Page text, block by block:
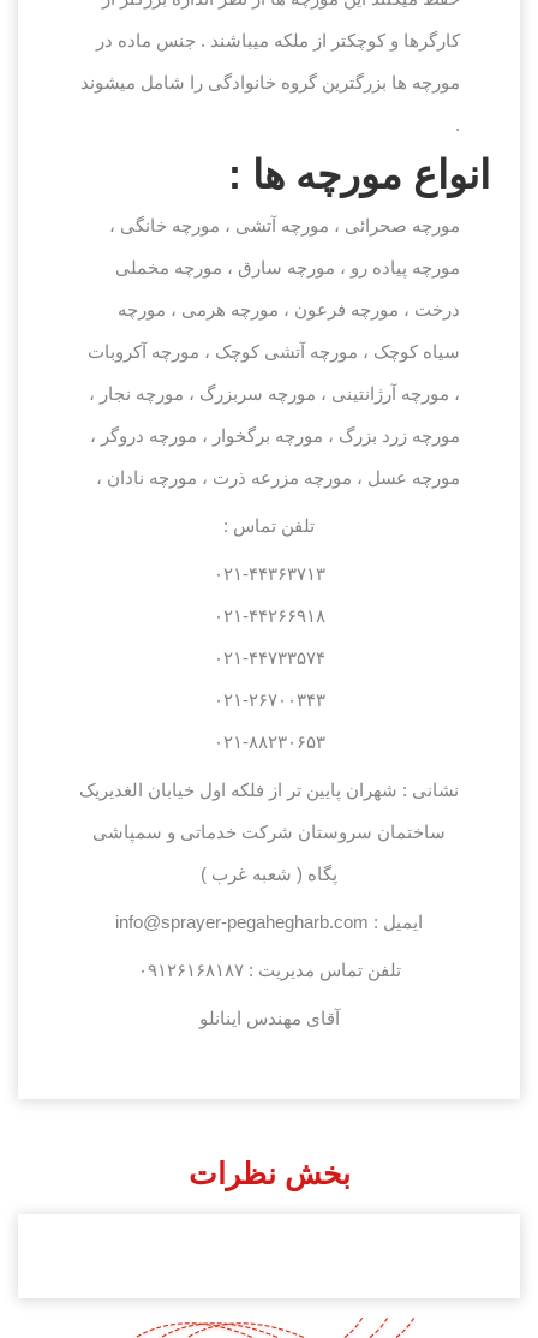
کارگرها و کوچکتر از ملکه میباشند . جنس ماده در
مورچه ها بزرگترین گروه خانوادگی را شامل میشوند
.
انواع مورچه ها :
مورچه صحرائی ، مورچه آتشی ، مورچه خانگی ،
مورچه پیاده رو ، مورچه سارق ، مورچه مخملی
درخت ، مورچه فرعون ، مورچه هرمی ، مورچه
سیاه کوچک ، مورچه آتشی کوچک ، مورچه آکروبات
، مورچه آرژانتینی ، مورچه سربزرگ ، مورچه نجار ،
مورچه زرد بزرگ ، مورچه برگخوار ، مورچه دروگر ،
مورچه عسل ، مورچه مزرعه ذرت ، مورچه نادان ،
تلفن تماس :
۰۲۱-۴۴۳۶۳۷۱۳
۰۲۱-۴۴۲۶۶۹۱۸
۰۲۱-۴۴۷۳۳۵۷۴
۰۲۱-۲۶۷۰۰۳۴۳
۰۲۱-۸۸۲۳۰۶۵۳
نشانی : شهران پایین تر از فلکه اول خیابان الغدیریک
ساختمان سروستان شرکت خدماتی و سمپاشی
پگاه ( شعبه غرب )
ایمیل : info@sprayer-pegahegharb.com
تلفن تماس مدیریت :۰۹۱۲۶۱۶۸۱۸۷
آقای مهندس اینانلو
بخش نظرات